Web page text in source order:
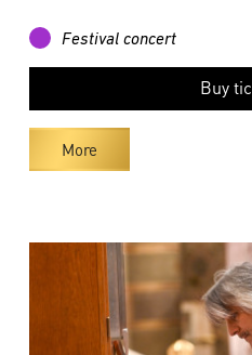
Festival concert
Buy
More